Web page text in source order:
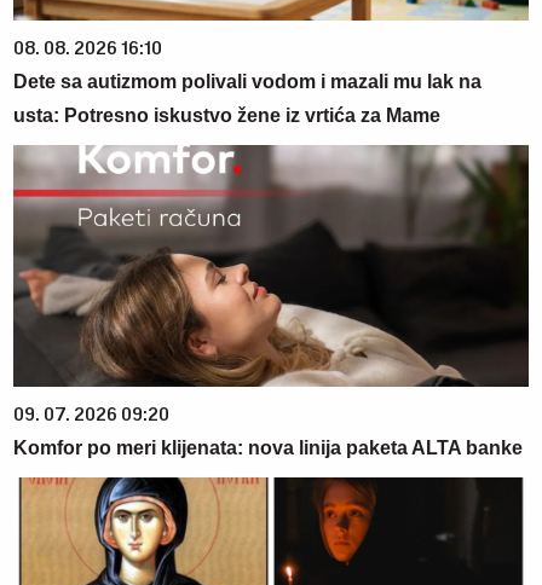
08. 08. 2026 16:10
Dete sa autizmom polivali vodom i mazali mu lak na
usta: Potresno iskustvo žene iz vrtića za Mame
09. 07. 2026 09:20
Komfor po meri klijenata: nova linija paketa ALTA banke